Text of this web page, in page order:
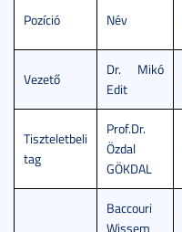
Pozíció Név
Vezető
Dr. Mikó
Edit
Tiszteletbeli
tag
Prof.Dr.
Özdal
GÖKDAL
Baccouri
Wissem